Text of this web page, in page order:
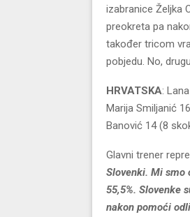
izabranice Željka
preokreta pa
također tricom
pobjedu. No,
HRVATSKA:
Marija Smiljanić
Banović 14 (8
Glavni trener
Slovenki. Mi smo
55,5%. Slovenke
nakon pomoći